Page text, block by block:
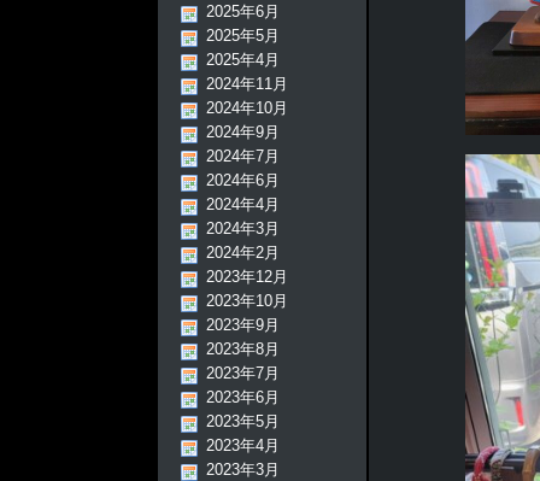
2025年6月
2025年5月
2025年4月
2024年11月
2024年10月
2024年9月
2024年7月
2024年6月
2024年4月
2024年3月
2024年2月
2023年12月
2023年10月
2023年9月
2023年8月
2023年7月
2023年6月
2023年5月
2023年4月
2023年3月